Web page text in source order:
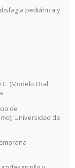
pediátrica y
(Modelo Oral
de
Universidad de